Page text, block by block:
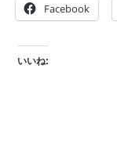
Facebook
いいね: